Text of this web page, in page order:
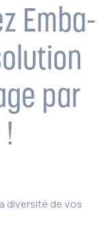
Emba-
par
diversité de vos